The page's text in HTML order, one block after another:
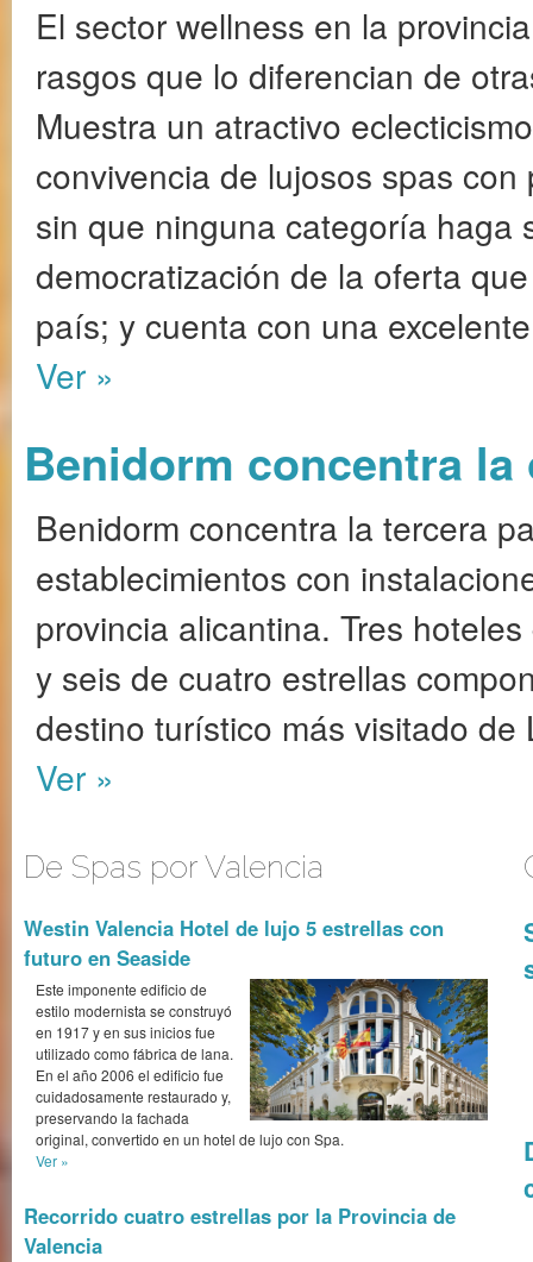
El sector wellness en la
rasgos que lo diferencian de
Muestra un atractivo
convivencia de lujosos spas
sin que ninguna categoría haga
democratización de la oferta
país; y cuenta con una
Ver »
Benidorm concentra
Benidorm concentra la tercera
establecimientos con
provincia alicantina. Tres
y seis de cuatro estrellas
destino turístico más visitado de
Ver »
De Spas por Valencia
Westin Valencia Hotel de lujo 5 estrellas con
futuro en Seaside
Este imponente edificio de
estilo modernista se construyó
en 1917 y en sus inicios fue
utilizado como fábrica de lana.
En el año 2006 el edificio fue
cuidadosamente res­taurado y,
preservando la fachada
original, convertido en un hotel de lujo con Spa.
Ver »
Recorrido cuatro estrellas por la Provincia de
Valencia